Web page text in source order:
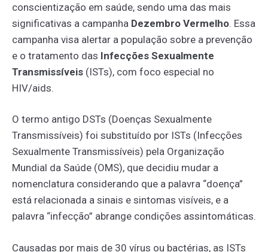
conscientização em saúde, sendo uma das mais
significativas a campanha Dezembro Vermelho. Essa
campanha visa alertar a população sobre a prevenção
e o tratamento das Infecções Sexualmente
Transmissíveis (ISTs), com foco especial no
HIV/aids.
O termo antigo DSTs (Doenças Sexualmente
Transmissíveis) foi substituído por ISTs (Infecções
Sexualmente Transmissíveis) pela Organização
Mundial da Saúde (OMS), que decidiu mudar a
nomenclatura considerando que a palavra “doença”
está relacionada a sinais e sintomas visíveis, e a
palavra “infecção” abrange condições assintomáticas.
Causadas por mais de 30 vírus ou bactérias, as ISTs